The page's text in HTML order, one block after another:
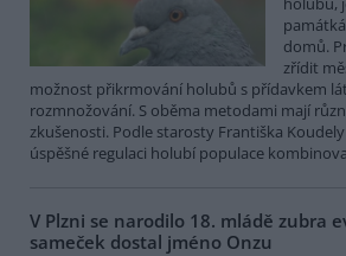
domů.
zřídit
možnost přikrmování holubů s přídavkem
rozmnožování. S oběma metodami mají
zkušenosti. Podle starosty Františka Koudely
úspěšné regulaci holubí populace
V Plzni se narodilo 18. mládě zubra
sameček dostal jméno Onzu